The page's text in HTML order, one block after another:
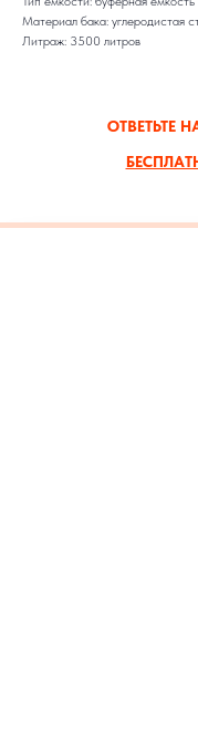
Материал бака: углеродистая
Литраж: 3500 литров
ОТВЕТЬТЕ